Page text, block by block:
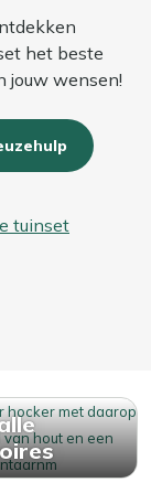
het beste
jouw wensen!
tuinset